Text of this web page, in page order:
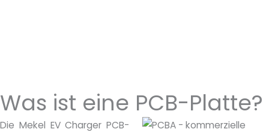
Was ist eine PCB-Platte?
Die Mekel EV Charger PCB-